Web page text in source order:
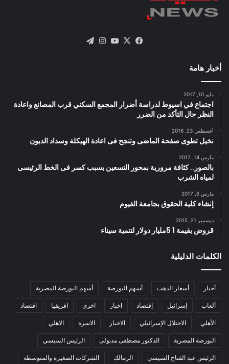
فيسبوك
X يوتيوبانستقرام
أخبار هامة
مايو 10, 2017
اجتماع في اسيوط لدراسة أضرار المجمع السكني قرب المصانع واعادة
النظر حال التأكد من الضرر
أغسطس 23, 2016
نخيل تطوى صفحة الماضى وتنجح فى اعادة الهيكلة وسداد الديون
مارس 14, 2017
بالصور.. كثافة مرورية بمحور التسعين بسبب كسر فى الخط الرئيسى
لمياه الشرب
مارس 6, 2017
إنشاء كلية الحقوق بجامعة الفيوم
ديسمبر 21, 2015
قروض بقيمة 1 5مليار دولار لتنمية سيناء
الكلمات الدليلية
أخبار أسعار الذهب أسهم البورصة أسهم البورصة المصرية
ألعاب إسرائيل إقتصاد اخبار اخري افريقيا اقتصاد
الأهلي الاحتلال الإسرائيلي الاخبار الاسرة الاهلي
البورصة المصرية الدكتور مصطفى مدبولى الرئيس السيسي
الرئيس عبد الفتاح السيسي الزمالك الشركات الصغيرة والمتوسطة